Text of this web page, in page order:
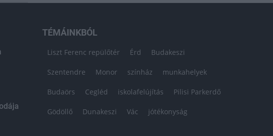
TÉMÁINKBÓL
Liszt Ferenc repülőtér Érd Budakeszi
Szentendre Monor színház munkahelyek
Budaörs Cegléd iskolafelújítás Pilisi Parkerdő
Gödöllő Dunakeszi Vác jótékonyság